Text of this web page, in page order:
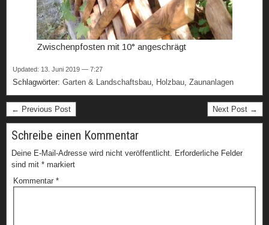
Zwischenpfosten mit 10° angeschrägt
Updated: 13. Juni 2019 — 7:27
Schlagwörter: Garten & Landschaftsbau, Holzbau, Zaunanlagen
← Previous Post Next Post →
Schreibe einen Kommentar
Deine E-Mail-Adresse wird nicht veröffentlicht. Erforderliche Felder
sind mit * markiert
Kommentar *